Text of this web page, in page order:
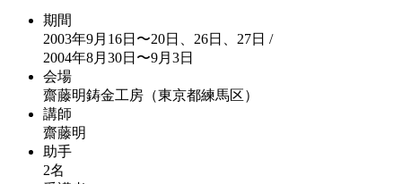
期間
2003年9月16日〜20日、26日、27日 /
2004年8月30日〜9月3日
会場
齋藤明鋳金工房（東京都練馬区）
講師
齋藤明
助手
2名